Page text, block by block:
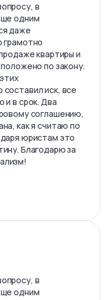
в
одним
даже
грамотно
квартиры и
по закону.
иск, все
и в срок. Два
соглашению,
как я считаю по
юристам это
Благодарю за
в
одним